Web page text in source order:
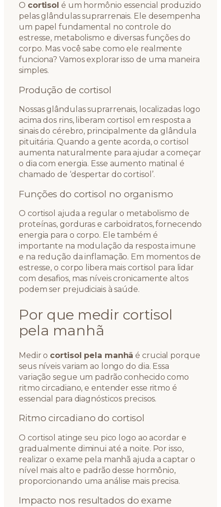
O cortisol é um hormônio essencial produzido
pelas glândulas suprarrenais. Ele desempenha
um papel fundamental no controle do
estresse, metabolismo e diversas funções do
corpo. Mas você sabe como ele realmente
funciona? Vamos explorar isso de uma maneira
simples.
Produção de cortisol
Nossas glândulas suprarrenais, localizadas logo
acima dos rins, liberam cortisol em resposta a
sinais do cérebro, principalmente da glândula
pituitária. Quando a gente acorda, o cortisol
aumenta naturalmente para ajudar a começar
o dia com energia. Esse aumento matinal é
chamado de ‘despertar do cortisol’.
Funções do cortisol no organismo
O cortisol ajuda a regular o metabolismo de
proteínas, gorduras e carboidratos, fornecendo
energia para o corpo. Ele também é
importante na modulação da resposta imune
e na redução da inflamação. Em momentos de
estresse, o corpo libera mais cortisol para lidar
com desafios, mas níveis cronicamente altos
podem ser prejudiciais à saúde.
Por que medir cortisol
pela manhã
Medir o cortisol pela manhã é crucial porque
seus níveis variam ao longo do dia. Essa
variação segue um padrão conhecido como
ritmo circadiano, e entender esse ritmo é
essencial para diagnósticos precisos.
Ritmo circadiano do cortisol
O cortisol atinge seu pico logo ao acordar e
gradualmente diminui até a noite. Por isso,
realizar o exame pela manhã ajuda a captar o
nível mais alto e padrão desse hormônio,
proporcionando uma análise mais precisa.
Impacto nos resultados do exame